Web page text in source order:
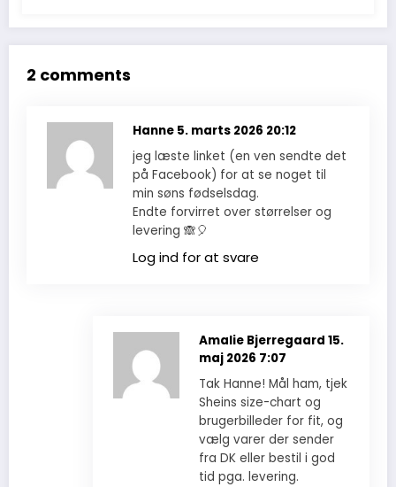
2 comments
Hanne 5. marts 2026 20:12
jeg læste linket (en ven sendte det
på Facebook) for at se noget til
min søns fødselsdag.
Endte forvirret over størrelser og
levering 🙈🎈
Log ind for at svare
Amalie Bjerregaard15.
maj 2026 7:07
Tak Hanne! Mål ham, tjek
Sheins size-chart og
brugerbilleder for fit, og
vælg varer der sender
fra DK eller bestil i god
tid pga. levering.